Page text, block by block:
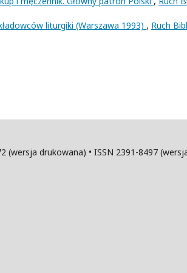
liturgiki (Warszawa 1993) , Ruch
(wersja drukowana) • ISSN 2391-8497